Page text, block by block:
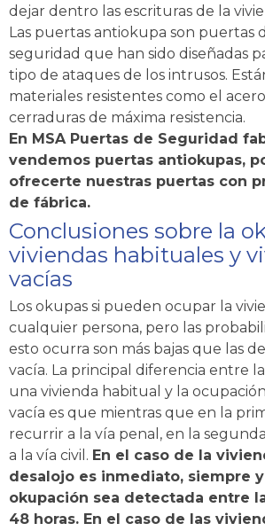
dejar dentro las escrituras de la
Las puertas antiokupa son puertas
seguridad que han sido diseñadas
tipo de ataques de los intrusos.
materiales resistentes como el
cerraduras de máxima resistencia.
En MSA Puertas de Seguridad
vendemos puertas antiokupas,
ofrecerte nuestras puertas con
de fábrica.
Conclusiones sobre la
viviendas habituales y
vacías
Los okupas si pueden ocupar la
cualquier persona, pero las
esto ocurra son más bajas que las
vacía. La principal diferencia entre
una vivienda habitual y la
vacía es que mientras que en la
recurrir a la vía penal, en la
a la vía civil. En el caso de la
desalojo es inmediato, siempre
okupación sea detectada entre
48 horas. En el caso de las